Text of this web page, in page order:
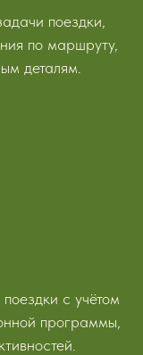
поездки,
по маршруту,
деталям.
с учётом
программы,